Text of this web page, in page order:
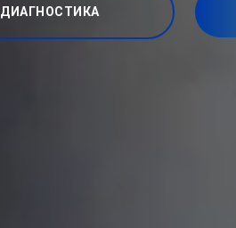
ДИАГНОСТИКА